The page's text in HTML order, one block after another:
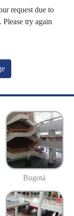
request due to
try again
Bogotá